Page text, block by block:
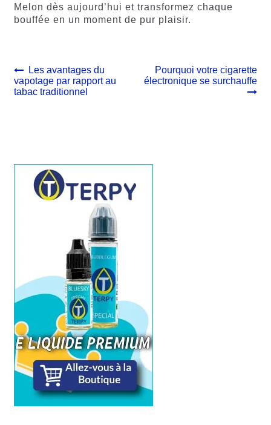
Melon dès aujourd’hui et transformez chaque
bouffée en un moment de pur plaisir.
Navigation
de
Article
précédent :
Les avantages du
vapotage par rapport au
tabac traditionnel
Article
suivant :
Pourquoi votre cigarette
électronique se surchauffe